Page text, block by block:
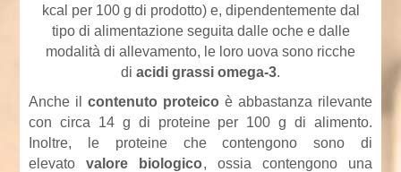
kcal per 100 g di prodotto) e, dipendentemente dal
tipo di alimentazione seguita dalle oche e dalle
modalità di allevamento, le loro uova sono ricche
di acidi grassi omega-3.
Anche ilcontenuto proteico è abbastanza rilevante
con circa 14 g di proteine per 100 g di alimento.
Inoltre, le proteine che contengono sono di
elevatovalore biologico, ossia contengono una